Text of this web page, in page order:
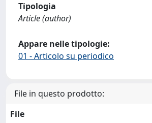
Tipologia
Article (author)
Appare nelle tipologie:
01 - Articolo su periodico
File in questo prodotto:
File